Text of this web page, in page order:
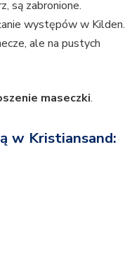
są zabronione.
występów w Kilden.
ale na pustych
maseczki.
w Kristiansand: